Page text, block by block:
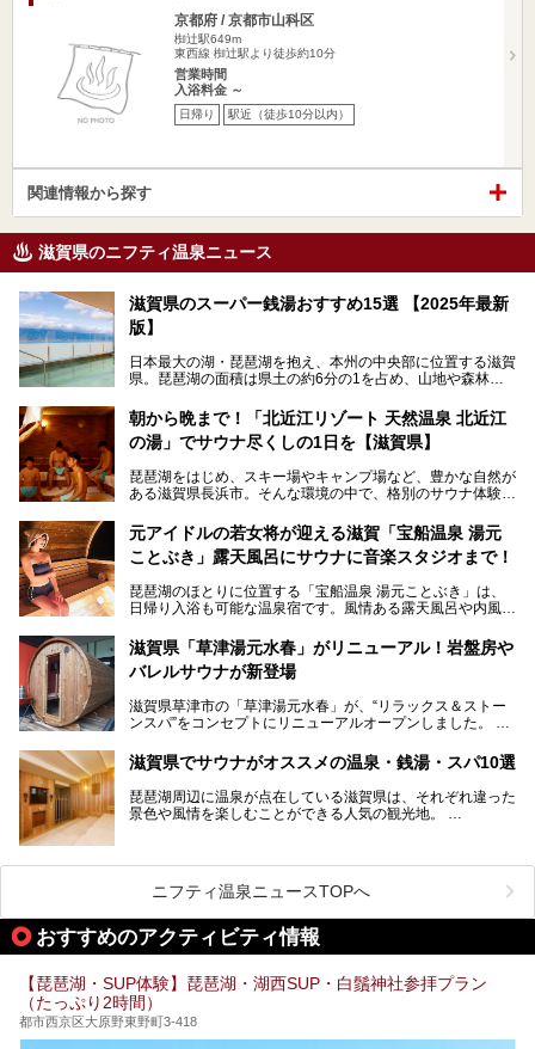
京都府 / 京都市山科区
椥辻駅649m
東西線 椥辻駅より徒歩約10分
営業時間
入浴料金 ～
日帰り 駅近（徒歩10分以内）
関連情報から探す
滋賀県のニフティ温泉ニュース
滋賀県のスーパー銭湯おすすめ15選 【2025年最新
版】
日本最大の湖・琵琶湖を抱え、本州の中央部に位置する滋賀
県。琵琶湖の面積は県土の約6分の1を占め、山地や森林部
して栄え、県内には世界遺産の比叡山延暦寺、天守が国宝に
指定されている彦根城、国の特別史跡の安土城跡など、多数
の史跡があります。
琵琶湖の雄大な景色を眺めながら入れる施設もありますよ。
朝から晩まで！「北近江リゾート 天然温泉 北近江
の湯」でサウナ尽くしの1日を【滋賀県】
琵琶湖をはじめ、スキー場やキャンプ場など、豊かな自然が
ある滋賀県長浜市。そんな環境の中で、格別のサウナ体験を
今回は、「北近江リゾート 天然温泉 北近江の湯」で朝から
晩まで楽しめる過ごし方をご紹介！ サウナ設備やサウナド
違いなしですよ。
───
この記事は北近江リゾート 天然温泉 北近江の湯のPR記事で
す。
元アイドルの若女将が迎える滋賀「宝船温泉 湯元
ことぶき」露天風呂にサウナに音楽スタジオまで！
琵琶湖のほとりに位置する「宝船温泉 湯元ことぶき」は、
日帰り入浴も可能な温泉宿です。風情ある露天風呂や内風
ープン。湖からそよぐ爽やかな風を感じながらサウナと温泉
が楽しめます。
を打てるのも醍醐味の一つ。そして、若女将はなんと「元ア
イドル」の現役アーティスト。音楽スタジオまで備えたユニ
滋賀県「草津湯元水春」がリニューアル！岩盤房や
バレルサウナが新登場
滋賀県草津市の「草津湯元水春」が、“リラックス＆ストー
ンスパ”をコンセプトにリニューアルオープンしました。
たほか、岩盤房やバレルサウナも新設されました。さらに地
産地消をテーマにしたレストランメニューもパワーアップ。
今回新しくなった「草津湯元水春」の魅力を余すところなく
紹介します。
滋賀県でサウナがオススメの温泉・銭湯・スパ10選
琵琶湖周辺に温泉が点在している滋賀県は、それぞれ違った
景色や風情を楽しむことができる人気の観光地。
旅行やお出かけのついではもちろん、近隣にお住いの方はぜ
ひ気軽に立ち寄ってみてくださいね。
ニフティ温泉ニュースTOPへ
おすすめのアクティビティ情報
【琵琶湖・SUP体験】琵琶湖・湖西SUP・白鬚神社参拝プラン
（たっぷり2時間）
都市西京区大原野東野町3-418